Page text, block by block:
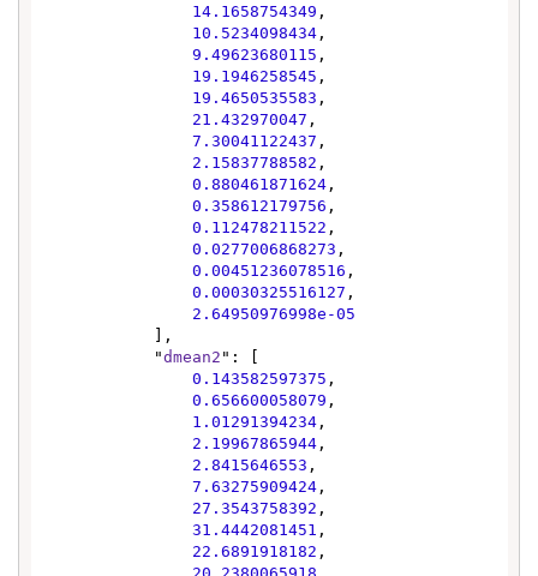
14.1658754349 ,
10.5234098434 ,
9.49623680115 ,
19.1946258545 ,
19.4650535583 ,
21.432970047 ,
7.30041122437 ,
2.15837788582 ,
0.880461871624 ,
0.358612179756 ,
0.112478211522 ,
0.0277006868273 ,
0.00451236078516 ,
0.00030325516127 ,
2.64950976998e-05
            "
dmean2 ": [
0.143582597375 ,
0.656600058079 ,
1.01291394234 ,
2.19967865944 ,
2.8415646553 ,
7.63275909424 ,
27.3543758392 ,
31.4442081451 ,
22.6891918182 ,